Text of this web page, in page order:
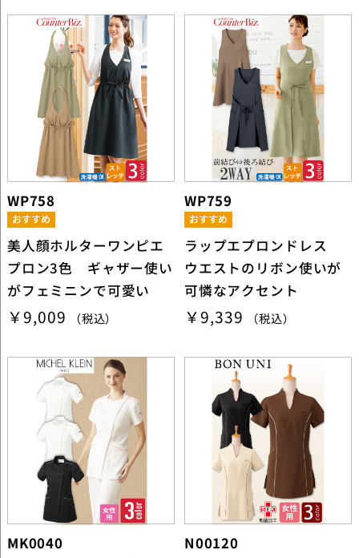
WP758
美人顔ホルターワンピエ
プロン3色 ギャザー使い
がフェミニンで可愛い
￥9,009 （税込）
WP759
ラップエプロンドレス
ウエストのリボン使いが
可憐なアクセント
￥9,339 （税込）
MK0040
N00120